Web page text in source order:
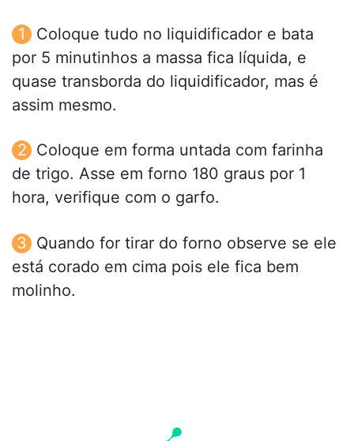
Coloque tudo no liquidificador e bata
por 5 minutinhos a massa fica líquida, e
quase transborda do liquidificador, mas é
assim mesmo.
Coloque em forma untada com farinha
de trigo. Asse em forno 180 graus por 1
hora, verifique com o garfo.
Quando for tirar do forno observe se ele
está corado em cima pois ele fica bem
molinho.